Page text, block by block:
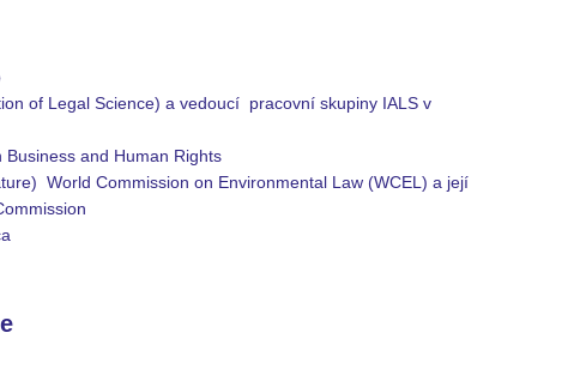
of Legal Science) a vedoucí pracovní skupiny IALS v
and Human Rights
World Commission on Environmental Law (WCEL) a její